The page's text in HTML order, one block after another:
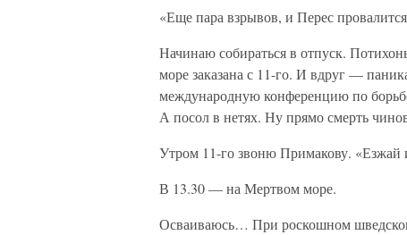
«Еще пара взрывов, и Перес
Начинаю собираться в отпуск.
море заказана с 11-го. И вдруг —
международную конференцию по
А посол в нетях. Ну прямо смерть
Утром 11-го звоню Примакову. «Езжай
В 13.30 — на Мертвом море.
Осваиваюсь… При роскошном